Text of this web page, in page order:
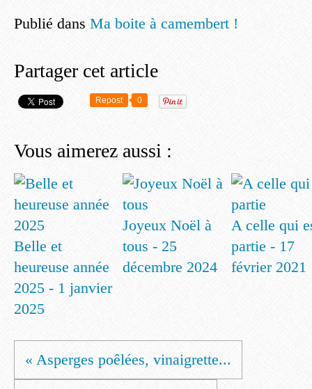
Publié dans Ma boite à camembert !
Partager cet article
Repost 0
Vous aimerez aussi :
Belle et
heureuse année
2025 - 1 janvier
2025
Joyeux Noël à
tous - 25
décembre 2024
A celle qui
partie - 17
février 2021
« Asperges poêlées, vinaigrette...